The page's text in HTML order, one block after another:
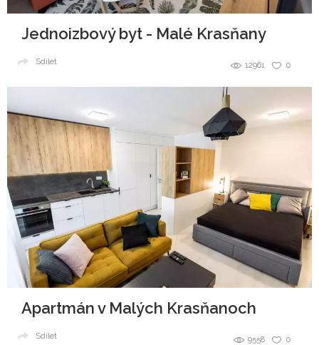
Jednoizbový byt - Malé Krasňany
0
12961
Sdílet
Apartmán v Malých Krasňanoch
0
9558
Sdílet